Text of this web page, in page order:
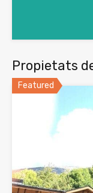
Propietats
Featured